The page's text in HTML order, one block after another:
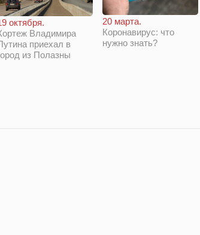
октября.
Владимира
приехал в
из Полазны
20 марта.
Коронавирус: что
нужно знать?